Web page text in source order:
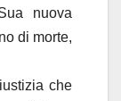
nuova
di morte,
che